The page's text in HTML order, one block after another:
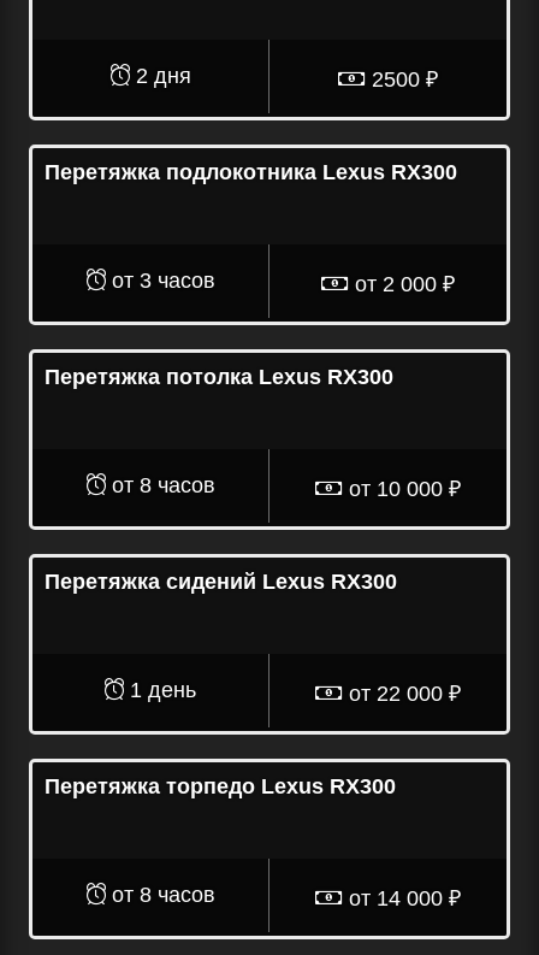
2 дня 2500 ₽
Перетяжка подлокотника Lexus RX300
от 3 часов от 2 000 ₽
Перетяжка потолка Lexus RX300
от 8 часов от 10 000 ₽
Перетяжка сидений Lexus RX300
1 день от 22 000 ₽
Перетяжка торпедо Lexus RX300
от 8 часов от 14 000 ₽